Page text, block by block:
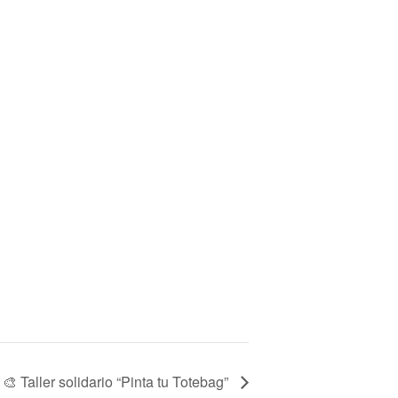
🎨 Taller solidario “Pinta tu Totebag”